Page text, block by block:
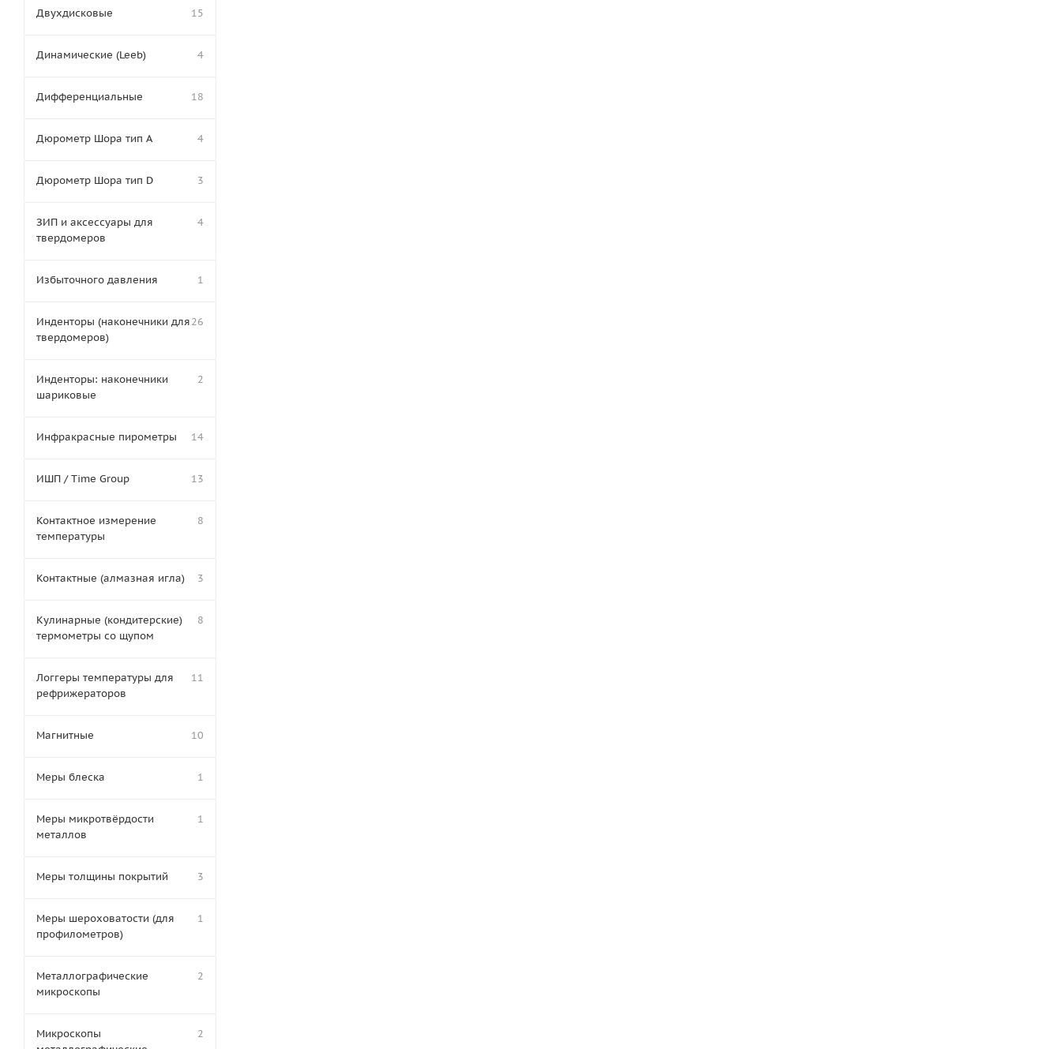
Двухдисковые 15
Динамические (Leeb) 4
Дифференциальные 18
Дюрометр Шора тип A 4
Дюрометр Шора тип D 3
ЗИП и аксессуары для
твердомеров
4
Избыточного давления 1
Инденторы (наконечники для
твердомеров)
26
Инденторы: наконечники
шариковые
2
Инфракрасные пирометры 14
ИШП / Time Group 13
Контактное измерение
температуры
8
Контактные (алмазная игла) 3
Кулинарные (кондитерские)
термометры со щупом
8
Логгеры температуры для
рефрижераторов
11
Магнитные 10
Меры блеска 1
Меры микротвёрдости
металлов
1
Меры толщины покрытий 3
Меры шероховатости (для
профилометров)
1
Металлографические
микроскопы
2
Микроскопы
2